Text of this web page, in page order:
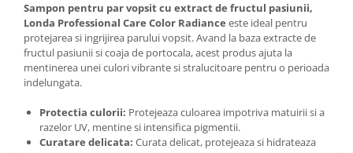
Sampon pentru par vopsit cu extract de fructul pasiunii,
Londa Professional Care Color Radiance este ideal pentru
protejarea si ingrijirea parului vopsit. Avand la baza extracte de
fructul pasiunii si coaja de portocala, acest produs ajuta la
mentinerea unei culori vibrante si stralucitoare pentru o perioada
indelungata.
Protectia culorii: Protejeaza culoarea impotriva matuirii si a
razelor UV, mentine si intensifica pigmentii.
Curatare delicata: Curata delicat, protejeaza si hidrateaza